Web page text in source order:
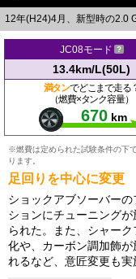
12年(H24)4月、新型時の2.0
JC08モード
13.4km/L(50L)
満タンでどこまで走る
（燃費×タンク容量）
670 km
※燃費は定められた試験条件の下
ります。
足回りを中心に変更
ショックアブソーバー
ションにチューニング
られた。また、シャー
化や、カーボン調加飾
れるなど、意匠変更も実